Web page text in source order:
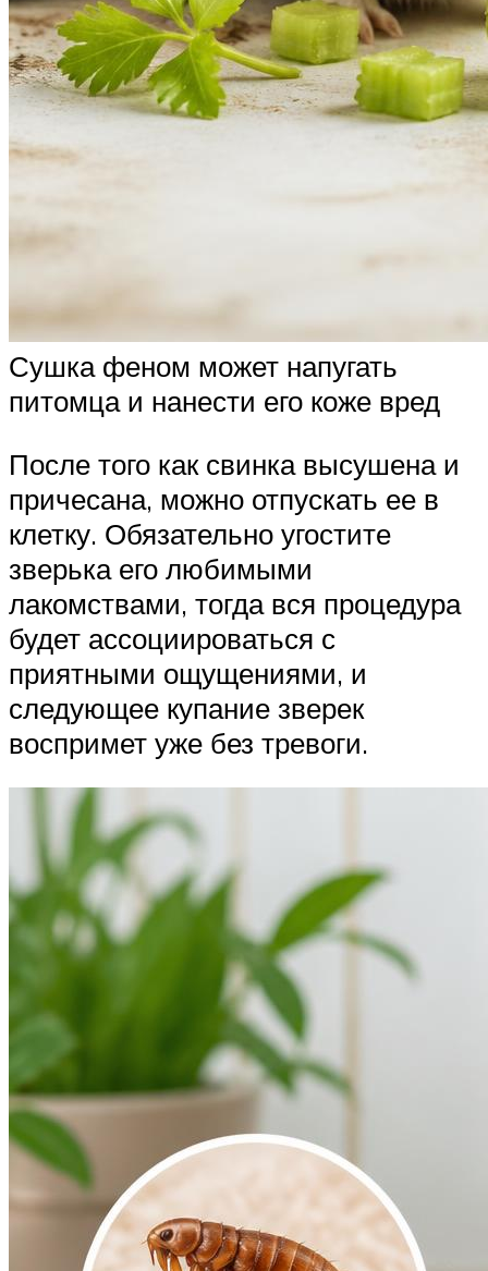
Сушка феном может напугать
питомца и нанести его коже вред
После того как свинка высушена и
причесана, можно отпускать ее в
клетку. Обязательно угостите
зверька его любимыми
лакомствами, тогда вся процедура
будет ассоциироваться с
приятными ощущениями, и
следующее купание зверек
воспримет уже без тревоги.